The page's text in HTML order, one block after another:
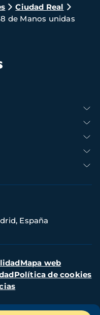
Ciudad Real
de Manos unidas
España
Mapa web
Política de cookies